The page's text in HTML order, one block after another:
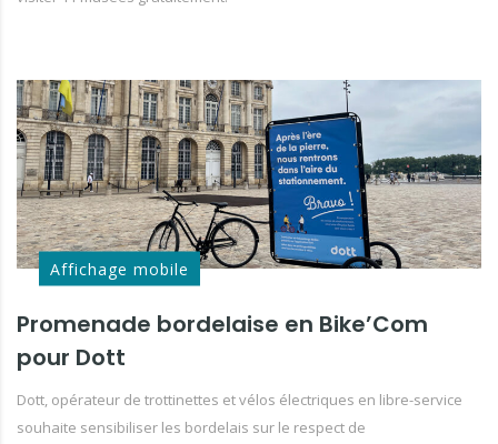
Affichage mobile
Promenade bordelaise en Bike’Com
pour Dott
Dott, opérateur de trottinettes et vélos électriques en libre-service
souhaite sensibiliser les bordelais sur le respect de